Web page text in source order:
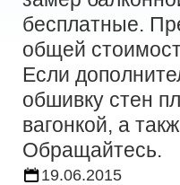
бесплатные.
общей
Если
обшивку стен
вагонкой, а
Обращайтесь.
19.06.2015